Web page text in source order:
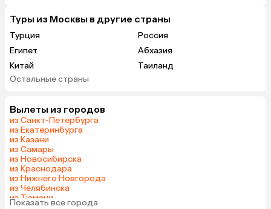
Туры из Москвы в другие страны
Турция
Россия
Египет
Абхазия
Китай
Таиланд
Вьетнам
Грузия
Индонезия
Армения
Шри-Ланка
Азербайджан
Черногория
Япония
Остальные страны
Вылеты из городов
из Санкт-Петербурга
из Екатеринбурга
из Казани
из Самары
из Новосибирска
из Краснодара
из Нижнего Новгорода
из Челябинска
из Тюмени
Показать все города